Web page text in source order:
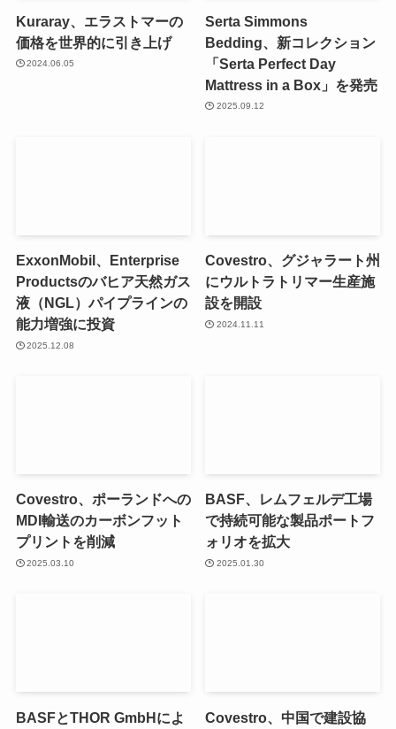
Kuraray、エラストマーの
価格を世界的に引き上げ
2024.06.05
Serta Simmons
Bedding、新コレクション
「Serta Perfect Day
Mattress in a Box」を発売
2025.09.12
ExxonMobil、Enterprise
Productsのバヒア天然ガス
液（NGL）パイプラインの
能力増強に投資
2025.12.08
Covestro、グジャラート州
にウルトラトリマー生産施
設を開設
2024.11.11
Covestro、ポーランドへの
MDI輸送のカーボンフット
プリントを削減
2025.03.10
BASF、レムフェルデ工場
で持続可能な製品ポートフ
ォリオを拡大
2025.01.30
BASFとTHOR GmbHによ
Covestro、中国で建設協